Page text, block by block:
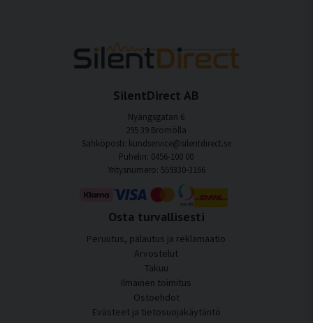
SilentDirect AB
Nyängsgatan 6
295 39 Bromölla
Sähköposti: kundservice@silentdirect.se
Puhelin: 0456-100 00
Yritysnumero: 559330-3166
Osta turvallisesti
Peruutus, palautus ja reklamaatio
Arvostelut
Takuu
Ilmainen toimitus
Ostoehdot
Evästeet ja tietosuojakäytäntö